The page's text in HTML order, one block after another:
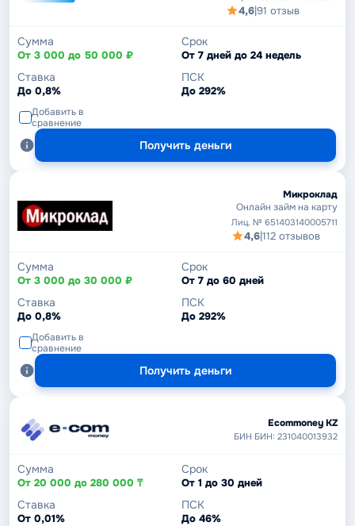
4,6|91 отзыв
Сумма
От 3 000 до 50 000 ₽
Срок
От 7 дней до 24 недель
Ставка
До 0,8%
ПСК
До 292%
Добавить в
сравнение
Получить деньги
Микроклад
Онлайн займ на карту
Лиц. № 651403140005711
4,6|112 отзывов
Сумма
От 3 000 до 30 000 ₽
Срок
От 7 до 60 дней
Ставка
До 0,8%
ПСК
До 292%
Добавить в
сравнение
Получить деньги
Ecommoney KZ
БИН БИН: 231040013932
Сумма
От 20 000 до 280 000 ₸
Срок
От 1 до 30 дней
Ставка
От 0,01%
ПСК
До 46%